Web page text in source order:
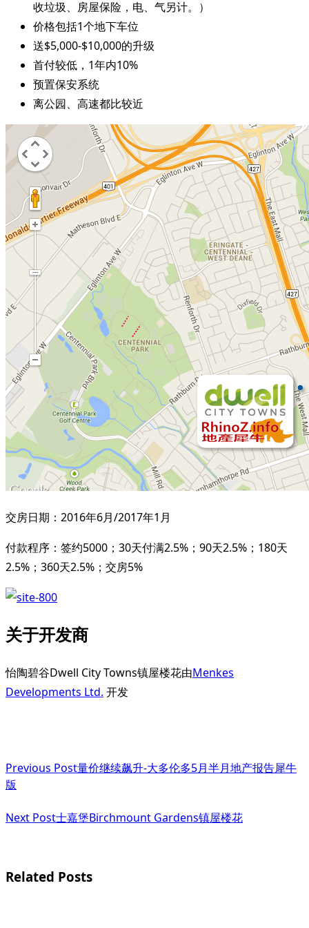
收垃圾、房屋保险，电、气另计。）
价格包括1个地下车位
送$5,000-$10,000的升级
首付较低，1年内10%
预置保安系统
离公园、高速都比较近
交房日期：2016年6月/2017年1月
付款程序：签约5000；30天付满2.5%；90天2.5%；180天
2.5%；360天2.5%；交房5%
关于开发商
怡陶碧谷Dwell City Towns镇屋楼花由Menkes
Developments Ltd. 开发
class="nav-
screen-
text">Page</span>
Previous Post量价继续飙升-大多伦多5月半月地产报告犀牛
版
Next Post士嘉堡Birchmount Gardens镇屋楼花
Related Posts